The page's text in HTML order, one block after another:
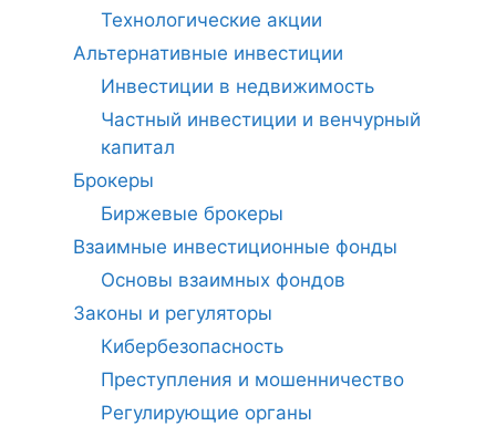
Технологические акции
Альтернативные инвестиции
Инвестиции в недвижимость
Частный инвестиции и венчурный
капитал
Брокеры
Биржевые брокеры
Взаимные инвестиционные фонды
Основы взаимных фондов
Законы и регуляторы
Кибербезопасность
Преступления и мошенничество
Регулирующие органы